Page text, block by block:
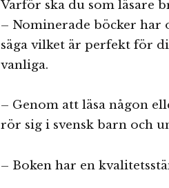
Varför ska du som läsare
– Nominerade böcker har
säga vilket är perfekt för
vanliga.
– Genom att läsa någon
rör sig i svensk barn och
– Boken har en